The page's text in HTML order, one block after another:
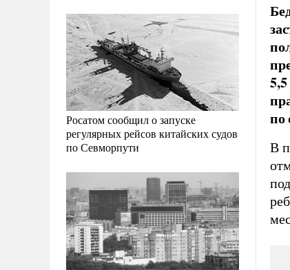
Росатом сообщил о запуске
регулярных рейсов китайских судов
по Севморпути
по
В